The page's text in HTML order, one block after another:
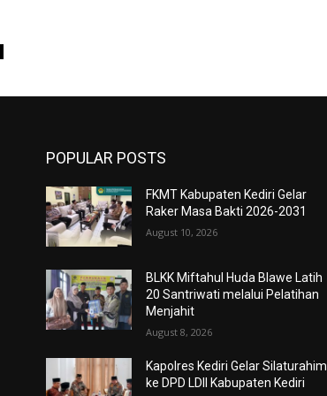
POPULAR POSTS
FKMT Kabupaten Kediri Gelar
Raker Masa Bakti 2026-2031
August 10, 2026
BLKK Miftahul Huda Blawe Latih
20 Santriwati melalui Pelatihan
Menjahit
August 8, 2026
Kapolres Kediri Gelar Silaturahim
ke DPD LDII Kabupaten Kediri